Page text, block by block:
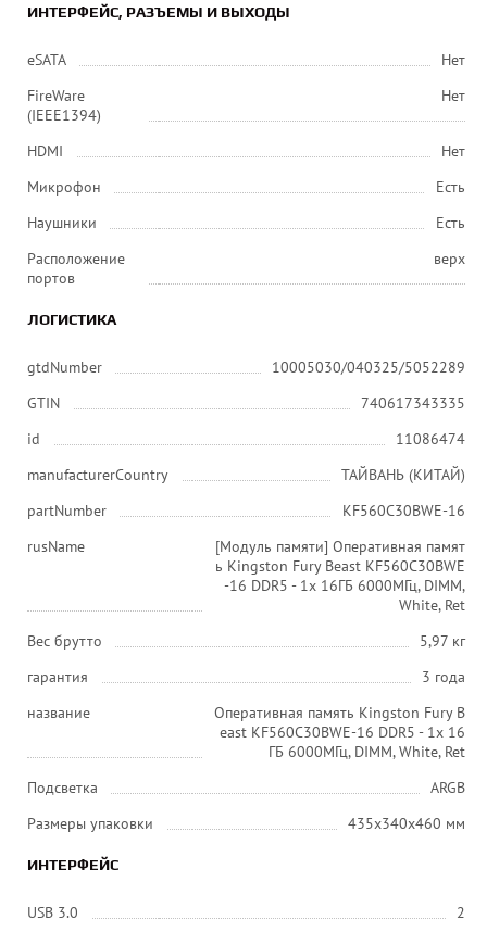
ИНТЕРФЕЙС, РАЗЪЕМЫ И ВЫХОДЫ
eSATA
Нет
FireWare
(IEEE1394)
Нет
HDMI
Нет
Микрофон
Есть
Наушники
Есть
Расположение
портов
верх
ЛОГИСТИКА
gtdNumber
10005030/040325/5052289
GTIN
740617343335
id
11086474
manufacturerCountry
ТАЙВАНЬ (КИТАЙ)
partNumber
KF560C30BWE-16
rusName
[Модуль памяти] Оперативная памят
ь Kingston Fury Beast KF560C30BWE
-16 DDR5 - 1x 16ГБ 6000МГц, DIMM,
White, Ret
Вес брутто
5,97 кг
гарантия
3 года
название
Оперативная память Kingston Fury B
east KF560C30BWE-16 DDR5 - 1x 16
ГБ 6000МГц, DIMM, White, Ret
Подсветка
ARGB
Размеры упаковки
435х340х460 мм
ИНТЕРФЕЙС
USB 3.0 2